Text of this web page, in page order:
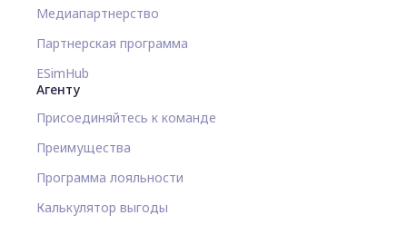
Медиапартнерство
Партнерская программа
ESimHub
Агенту
Присоединяйтесь к команде
Преимущества
Программа лояльности
Калькулятор выгоды